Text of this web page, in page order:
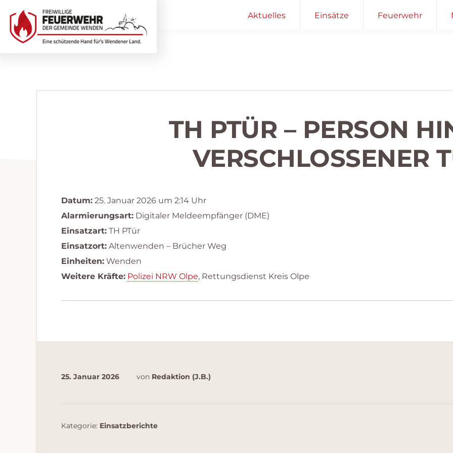
Hauptnavigation
springen
Inhalt
springen
Aktuelles Einsätze Feuerwehr
TH PTÜR – PERSON
VERSCHLOSSENER
Datum: 25. Januar 2026 um 2:14 Uhr
Alarmierungsart: Digitaler Meldeempfänger (DME)
Einsatzart: TH PTür
Einsatzort: Altenwenden – Brücher Weg
Einheiten: Wenden
Weitere Kräfte: Polizei NRW Olpe, Rettungsdienst Kreis Olpe
25. Januar 2026 von Redaktion (J.B.)
Kategorie: Einsatzberichte